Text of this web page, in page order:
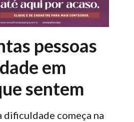
pessoas
em
sentem
dificuldade começa na